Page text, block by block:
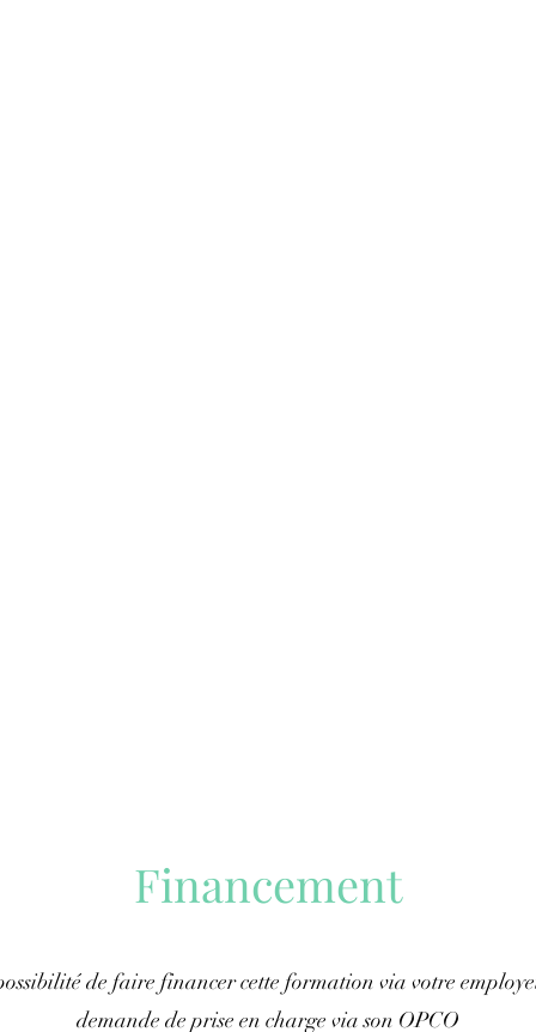
Financement
de faire financer cette formation via votre
demande de prise en charge via son OPCO